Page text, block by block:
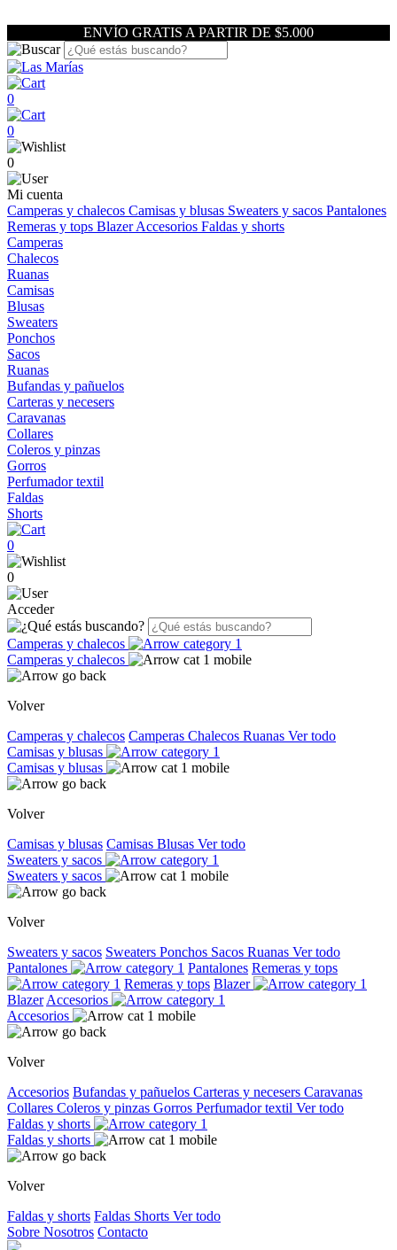
ENVÍO GRATIS A PARTIR DE $5.000
0
0
0
Mi cuenta
Camperas y chalecos Camisas y blusas Sweaters y sacos Pantalones
Remeras y tops BlazerAccesorios Faldas y shorts
Camperas
Chalecos
Ruanas
Camisas
Blusas
Sweaters
Ponchos
Sacos
Ruanas
Bufandas y pañuelos
Carteras y necesers
Caravanas
Collares
Coleros y pinzas
Gorros
Perfumador textil
Faldas
Shorts
0
0
Acceder
Camperas y chalecos
Camperas y chalecos
Volver
Camperas y chalecos Camperas Chalecos Ruanas Ver todo
Camisas y blusas
Camisas y blusas
Volver
Camisas y blusas Camisas Blusas Ver todo
Sweaters y sacos
Sweaters y sacos
Volver
Sweaters y sacos Sweaters Ponchos Sacos Ruanas Ver todo
Pantalones
Pantalones Remeras y tops
Remeras y tops Blazer
Blazer Accesorios
Accesorios
Volver
Accesorios Bufandas y pañuelos Carteras y necesers Caravanas
Collares Coleros y pinzas Gorros Perfumador textil Ver todo
Faldas y shorts
Faldas y shorts
Volver
Faldas y shorts Faldas Shorts Ver todo
Sobre Nosotros Contacto